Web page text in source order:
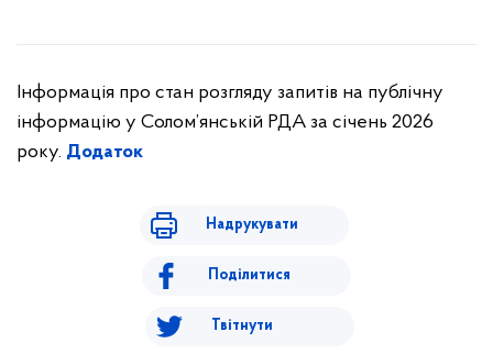
Інформація про стан розгляду запитів на публічну
інформацію у Солом’янській РДА за січень 2026
року. Додаток
Надрукувати
Поділитися
Твітнути